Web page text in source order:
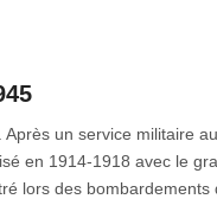
un service militaire
en 1914-1918 avec le
lors des bombardements